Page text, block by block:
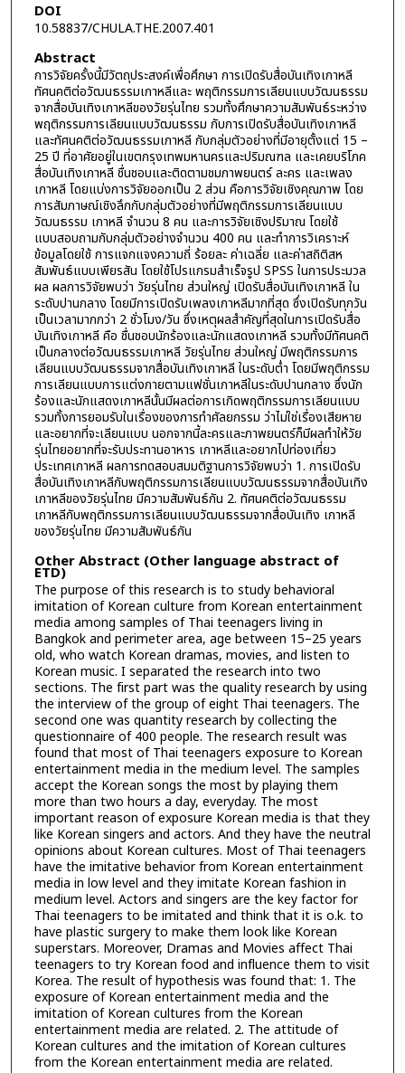
DOI
10.58837/CHULA.THE.2007.401
Abstract
การวิจัยครั้งนี้มีวัตถุประสงค์เพื่อศึกษา การเปิดรับสื่อบันเทิงเกาหลี
ทัศนคติต่อวัฒนธรรมเกาหลีและ พฤติกรรมการเลียนแบบวัฒนธรรม
จากสื่อบันเทิงเกาหลีของวัยรุ่นไทย รวมทั้งศึกษาความสัมพันธ์ระหว่าง
พฤติกรรมการเลียนแบบวัฒนธรรม กับการเปิดรับสื่อบันเทิงเกาหลี
และทัศนคติต่อวัฒนธรรมเกาหลี กับกลุ่มตัวอย่างที่มีอายุตั้งแต่ 15 –
25 ปี ที่อาศัยอยู่ในเขตกรุงเทพมหานครและปริมณฑล และเคยบริโภค
สื่อบันเทิงเกาหลี ชื่นชอบและติดตามชมภาพยนตร์ ละคร และเพลง
เกาหลี โดยแบ่งการวิจัยออกเป็น 2 ส่วน คือการวิจัยเชิงคุณภาพ โดย
การสัมภาษณ์เชิงลึกกับกลุ่มตัวอย่างที่มีพฤติกรรมการเลียนแบบ
วัฒนธรรม เกาหลี จำนวน 8 คน และการวิจัยเชิงปริมาณ โดยใช้
แบบสอบถามกับกลุ่มตัวอย่างจำนวน 400 คน และทำการวิเคราะห์
ข้อมูลโดยใช้ การแจกแจงความถี่ ร้อยละ ค่าเฉลี่ย และค่าสถิติสห
สัมพันธ์แบบเพียรสัน โดยใช้โปรแกรมสำเร็จรูป SPSS ในการประมวล
ผล ผลการวิจัยพบว่า วัยรุ่นไทย ส่วนใหญ่ เปิดรับสื่อบันเทิงเกาหลี ใน
ระดับปานกลาง โดยมีการเปิดรับเพลงเกาหลีมากที่สุด ซึ่งเปิดรับทุกวัน
เป็นเวลามากกว่า 2 ชั่วโมง/วัน ซึ่งเหตุผลสำคัญที่สุดในการเปิดรับสื่อ
บันเทิงเกาหลี คือ ชื่นชอบนักร้องและนักแสดงเกาหลี รวมทั้งมีทัศนคติ
เป็นกลางต่อวัฒนธรรมเกาหลี วัยรุ่นไทย ส่วนใหญ่ มีพฤติกรรมการ
เลียนแบบวัฒนธรรมจากสื่อบันเทิงเกาหลี ในระดับต่ำ โดยมีพฤติกรรม
การเลียนแบบการแต่งกายตามแฟชั่นเกาหลีในระดับปานกลาง ซึ่งนัก
ร้องและนักแสดงเกาหลีนั้นมีผลต่อการเกิดพฤติกรรมการเลียนแบบ
รวมทั้งการยอมรับในเรื่องของการทำศัลยกรรม ว่าไม่ใช่เรื่องเสียหาย
และอยากที่จะเลียนแบบ นอกจากนี้ละครและภาพยนตร์ก็มีผลทำให้วัย
รุ่นไทยอยากที่จะรับประทานอาหาร เกาหลีและอยากไปท่องเที่ยว
ประเทศเกาหลี ผลการทดสอบสมมติฐานการวิจัยพบว่า 1. การเปิดรับ
สื่อบันเทิงเกาหลีกับพฤติกรรมการเลียนแบบวัฒนธรรมจากสื่อบันเทิง
เกาหลีของวัยรุ่นไทย มีความสัมพันธ์กัน 2. ทัศนคติต่อวัฒนธรรม
เกาหลีกับพฤติกรรมการเลียนแบบวัฒนธรรมจากสื่อบันเทิง เกาหลี
ของวัยรุ่นไทย มีความสัมพันธ์กัน
Other Abstract (Other language abstract of
ETD)
The purpose of this research is to study behavioral
imitation of Korean culture from Korean entertainment
media among samples of Thai teenagers living in
Bangkok and perimeter area, age between 15–25 years
old, who watch Korean dramas, movies, and listen to
Korean music. I separated the research into two
sections. The first part was the quality research by using
the interview of the group of eight Thai teenagers. The
second one was quantity research by collecting the
questionnaire of 400 people. The research result was
found that most of Thai teenagers exposure to Korean
entertainment media in the medium level. The samples
accept the Korean songs the most by playing them
more than two hours a day, everyday. The most
important reason of exposure Korean media is that they
like Korean singers and actors. And they have the neutral
opinions about Korean cultures. Most of Thai teenagers
have the imitative behavior from Korean entertainment
media in low level and they imitate Korean fashion in
medium level. Actors and singers are the key factor for
Thai teenagers to be imitated and think that it is o.k. to
have plastic surgery to make them look like Korean
superstars. Moreover, Dramas and Movies affect Thai
teenagers to try Korean food and influence them to visit
Korea. The result of hypothesis was found that: 1. The
exposure of Korean entertainment media and the
imitation of Korean cultures from the Korean
entertainment media are related. 2. The attitude of
Korean cultures and the imitation of Korean cultures
from the Korean entertainment media are related.